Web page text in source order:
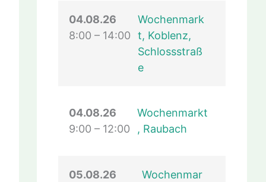
04.08.26
8:00 – 14:00
Wochenmark
t, Koblenz,
Schlossstraß
e
04.08.26
9:00 – 12:00
Wochenmarkt
, Raubach
05.08.26
Wochenmar